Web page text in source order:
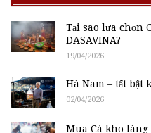
Tại sao lựa chọn
DASAVINA?
19/04/2026
Hà Nam – tất bật
02/04/2026
Mua Cá kho làng